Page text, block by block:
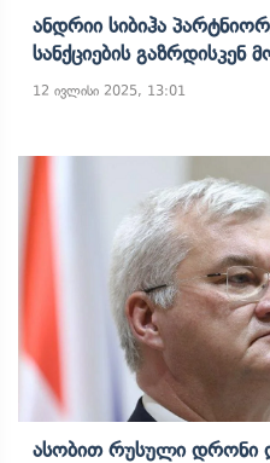
Ანდრიი Სიბიჰა
Სანქციების Გაზრდისკენ
12 ივლისი 2025, 13:01
Ასობით Რუსული Დრონი